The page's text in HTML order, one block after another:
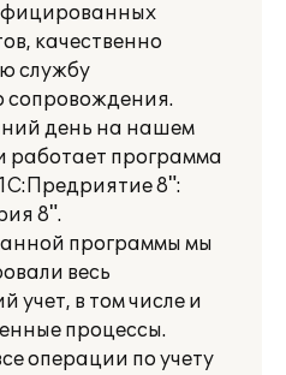
качественно
службу
сопровождения.
день на нашем
работает программа
8":
8".
программы мы
весь
учет, в том числе и
процессы.
операции по учету